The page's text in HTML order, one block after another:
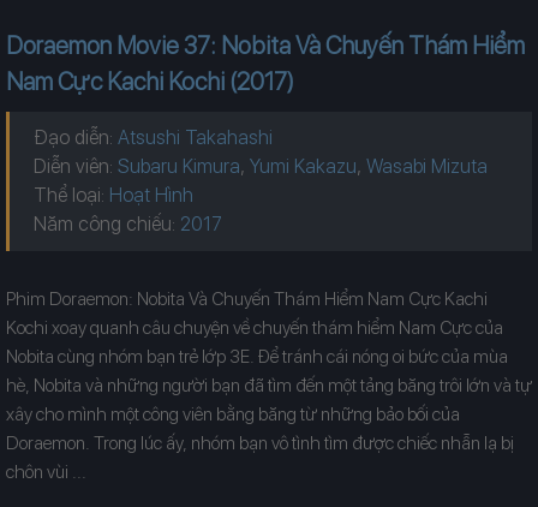
Doraemon Movie 37: Nobita Và Chuyến Thám Hiểm
Nam Cực Kachi Kochi (2017)
Đạo diễn: Atsushi Takahashi
Diễn viên: Subaru Kimura, Yumi Kakazu, Wasabi Mizuta
Thể loại: Hoạt Hình
Năm công chiếu:
Phim Doraemon: Nobita Và Chuyến Thám Hiểm Nam Cực Kachi
Kochi xoay quanh câu chuyện về chuyến thám hiểm Nam Cực của
Nobita cùng nhóm bạn trẻ lớp 3E. Để tránh cái nóng oi bức của mùa
hè, Nobita và những người bạn đã tìm đến một tảng băng trôi lớn và tự
xây cho mình một công viên bằng băng từ những bảo bối của
Doraemon. Trong lúc ấy, nhóm bạn vô tình tìm được chiếc nhẫn lạ bị
chôn vùi ...